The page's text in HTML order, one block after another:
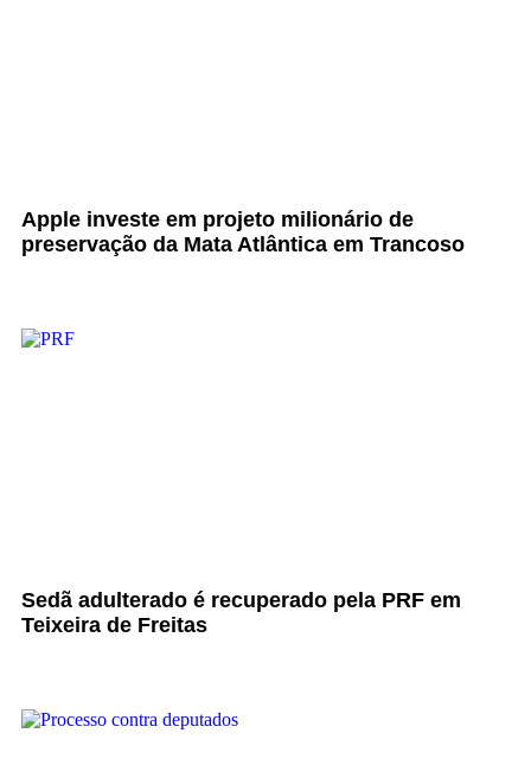
Apple investe em projeto milionário de
preservação da Mata Atlântica em Trancoso
Sedã adulterado é recuperado pela PRF em
Teixeira de Freitas